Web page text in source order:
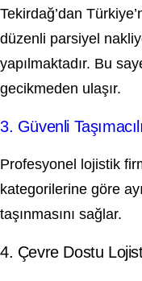
Tekirdağ’dan
düzenli parsiyel
yapılmaktadır. Bu
gecikmeden ulaşır.
3. Güvenli
Profesyonel lojistik
kategorilerine göre
taşınmasını sağlar.
4. Çevre Dostu